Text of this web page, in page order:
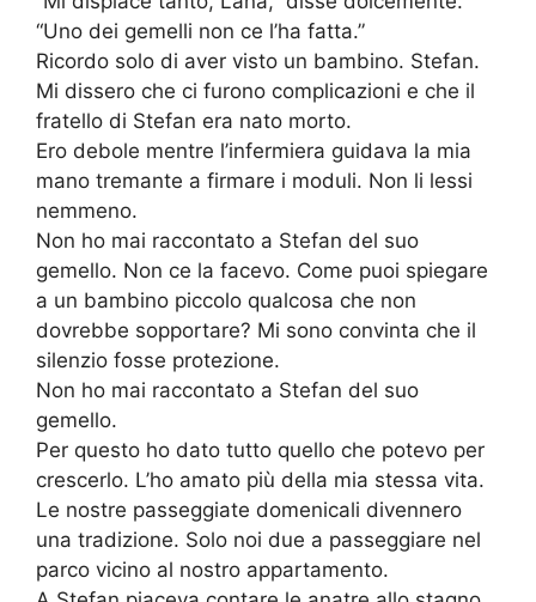
“Uno dei gemelli non ce l’ha fatta.”
Ricordo solo di aver visto un bambino. Stefan.
Mi dissero che ci furono complicazioni e che il
fratello di Stefan era nato morto.
Ero debole mentre l’infermiera guidava la mia
mano tremante a firmare i moduli. Non li lessi
nemmeno.
Non ho mai raccontato a Stefan del suo
gemello. Non ce la facevo. Come puoi spiegare
a un bambino piccolo qualcosa che non
dovrebbe sopportare? Mi sono convinta che il
silenzio fosse protezione.
Non ho mai raccontato a Stefan del suo
gemello.
Per questo ho dato tutto quello che potevo per
crescerlo. L’ho amato più della mia stessa vita.
Le nostre passeggiate domenicali divennero
una tradizione. Solo noi due a passeggiare nel
parco vicino al nostro appartamento.